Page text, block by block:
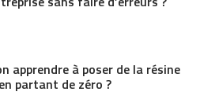
apprendre à poser de la résine
partant de zéro ?